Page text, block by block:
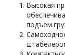
Высокая
подъем